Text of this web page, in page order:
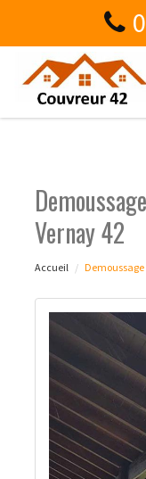
Vernay 42
Accueil